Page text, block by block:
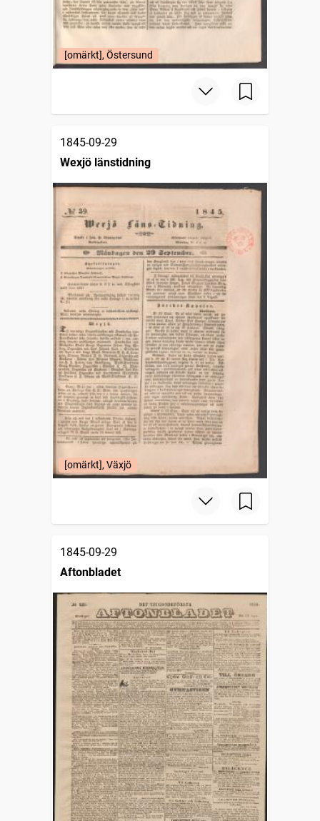
[omärkt], Östersund
1845-09-29
Wexjö länstidning
[omärkt], Växjö
1845-09-29
Aftonbladet